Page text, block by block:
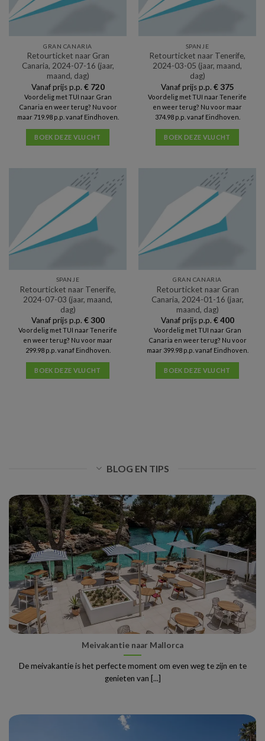
GRAN CANARIA
Retourticket naar Gran
Canaria, 2024-07-16 (jaar,
maand, dag)
Vanaf prijs p.p. €720
Voordelig met TUI naar Gran
Canaria en weer terug? Nu voor
maar 719.98 p.p. vanaf Eindhoven.
BOEK DEZE VLUCHT
SPANJE
Retourticket naar Tenerife,
2024-03-05 (jaar, maand,
dag)
Vanaf prijs p.p. €375
Voordelig met TUI naar Tenerife
en weer terug? Nu voor maar
374.98 p.p. vanaf Eindhoven.
BOEK DEZE VLUCHT
SPANJE
Retourticket naar Tenerife,
2024-07-03 (jaar, maand,
dag)
Vanaf prijs p.p. €300
Voordelig met TUI naar Tenerife
en weer terug? Nu voor maar
299.98 p.p. vanaf Eindhoven.
BOEK DEZE VLUCHT
GRAN CANARIA
Retourticket naar Gran
Canaria, 2024-01-16 (jaar,
maand, dag)
Vanaf prijs p.p. €400
Voordelig met TUI naar Gran
Canaria en weer terug? Nu voor
maar 399.98 p.p. vanaf Eindhoven.
BOEK DEZE VLUCHT
BLOG EN TIPS
Meivakantie naar Mallorca
De meivakantie is het perfecte moment om even weg te zijn en te
genieten van [...]